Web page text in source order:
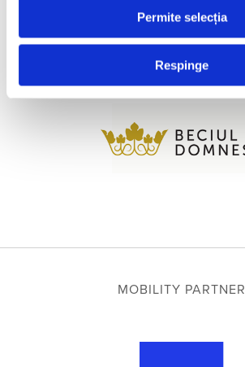
Permite selecția
Respinge
MOBILITY PARTNER